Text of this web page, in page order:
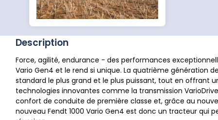
Description
Force, agilité, endurance - des performances
Vario Gen4 et le rend si unique. La quatrième génération
standard le plus grand et le plus puissant, tout en offrant
technologies innovantes comme la transmission
confort de conduite de première classe et, grâce au
nouveau Fendt 1000 Vario Gen4 est donc un tracteur qui